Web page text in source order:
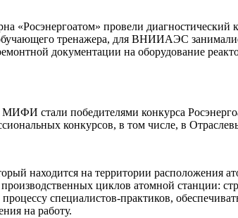
«Росэнергоатом» провели диагностический
тренажера, для ВНИИАЭС
документации на оборудование
стали победителями конкурса
конкурсов, в том числе, в
на территории расположения
циклов атомной станции:
специалистов-практиков,
на работу.